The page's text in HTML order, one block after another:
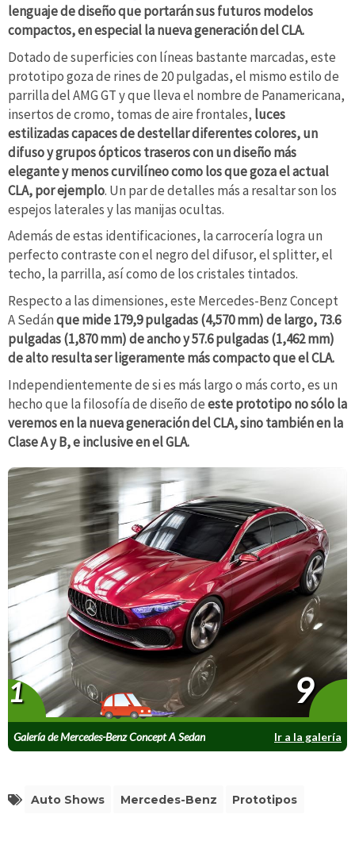
lenguaje de diseño que portarán sus futuros modelos
compactos, en especial la nueva generación del CLA.
Dotado de superficies con líneas bastante marcadas, este
prototipo goza de rines de 20 pulgadas, el mismo estilo de
parrilla del AMG GT y que lleva el nombre de Panamericana,
insertos de cromo, tomas de aire frontales, luces
estilizadas capaces de destellar diferentes colores, un
difuso y grupos ópticos traseros con un diseño más
elegante y menos curvilíneo como los que goza el actual
CLA, por ejemplo. Un par de detalles más a resaltar son los
espejos laterales y las manijas ocultas.
Además de estas identificaciones, la carrocería logra un
perfecto contraste con el negro del difusor, el splitter, el
techo, la parrilla, así como de los cristales tintados.
Respecto a las dimensiones, este Mercedes-Benz Concept
A Sedánque mide 179,9 pulgadas (4,570 mm) de largo, 73.6
pulgadas (1,870 mm) de ancho y 57.6 pulgadas (1,462 mm)
de alto resulta ser ligeramente más compacto que el CLA.
Independientemente de si es más largo o más corto, es un
hecho que la filosofía de diseño deeste prototipo no sólo la
veremos en la nueva generación del CLA, sino también en la
Clase A y B, e inclusive en el GLA.
Galería de Mercedes-Benz Concept A Sedan Ir a la galería
1 9
Auto Shows Mercedes-Benz Prototipos